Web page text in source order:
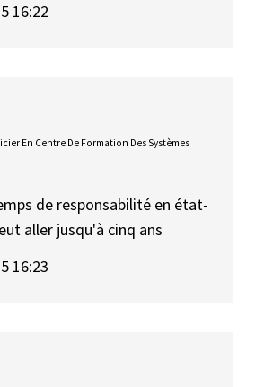
16:22
En Centre De Formation Des Systèmes
de responsabilité en état-
aller jusqu'à cinq ans
16:23